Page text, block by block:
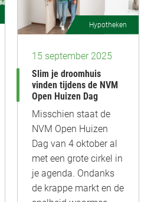
Hypotheken
15 september 2025
Slim je droomhuis
vinden tijdens de NVM
Open Huizen Dag
Misschien staat de
NVM Open Huizen
Dag van 4 oktober al
met een grote cirkel in
je agenda. Ondanks
de krappe markt en de